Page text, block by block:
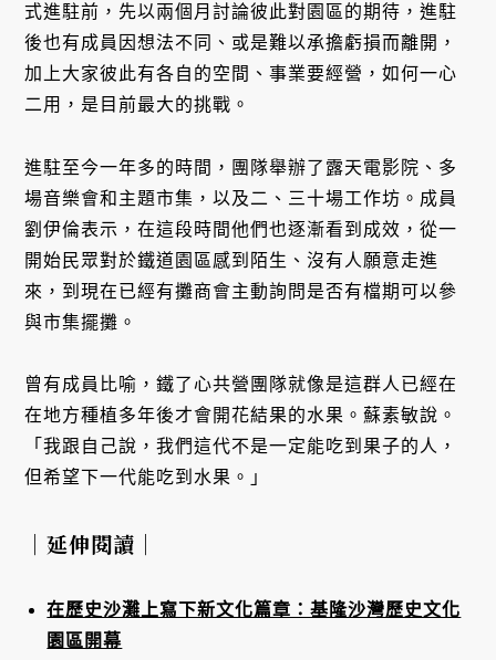
式進駐前，先以兩個月討論彼此對園區的期待，進駐
後也有成員因想法不同、或是難以承擔虧損而離開，
加上大家彼此有各自的空間、事業要經營，如何一心
二用，是目前最大的挑戰。
進駐至今一年多的時間，團隊舉辦了露天電影院、多
場音樂會和主題市集，以及二、三十場工作坊。成員
劉伊倫表示，在這段時間他們也逐漸看到成效，從一
開始民眾對於鐵道園區感到陌生、沒有人願意走進
來，到現在已經有攤商會主動詢問是否有檔期可以參
與市集擺攤。
曾有成員比喻，鐵了心共營團隊就像是這群人已經在
在地方種植多年後才會開花結果的水果。蘇素敏說。
「我跟自己說，我們這代不是一定能吃到果子的人，
但希望下一代能吃到水果。」
｜延伸閱讀｜
在歷史沙灘上寫下新文化篇章：基隆沙灣歷史文化
園區開幕